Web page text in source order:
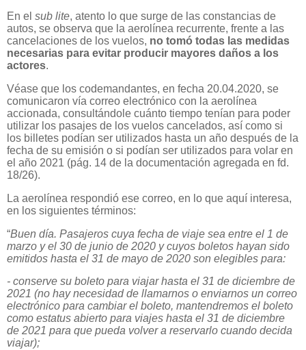
En el sub lite, atento lo que surge de las constancias de
autos, se observa que la aerolínea recurrente, frente a las
cancelaciones de los vuelos, no tomó todas las medidas
necesarias para evitar producir mayores daños a los
actores.
Véase que los codemandantes, en fecha 20.04.2020, se
comunicaron vía correo electrónico con la aerolínea
accionada, consultándole cuánto tiempo tenían para poder
utilizar los pasajes de los vuelos cancelados, así como si
los billetes podían ser utilizados hasta un año después de la
fecha de su emisión o si podían ser utilizados para volar en
el año 2021 (pág. 14 de la documentación agregada en fd.
18/26).
La aerolínea respondió ese correo, en lo que aquí interesa,
en los siguientes términos:
“Buen día. Pasajeros cuya fecha de viaje sea entre el 1 de
marzo y el 30 de junio de 2020 y cuyos boletos hayan sido
emitidos hasta el 31 de mayo de 2020 son elegibles para:
- conserve su boleto para viajar hasta el 31 de diciembre de
2021 (no hay necesidad de llamarnos o enviarnos un correo
electrónico para cambiar el boleto, mantendremos el boleto
como estatus abierto para viajes hasta el 31 de diciembre
de 2021 para que pueda volver a reservarlo cuando decida
viajar);